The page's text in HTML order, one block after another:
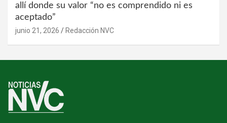
allí donde su valor “no es comprendido ni es
aceptado”
junio 21, 2026 Redacción NVC